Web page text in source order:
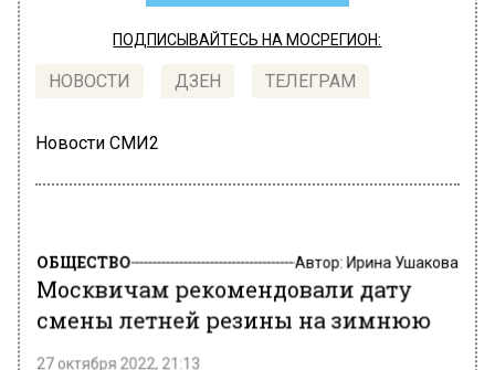
ПОДПИСЫВАЙТЕСЬ НА МОСРЕГИОН:
НОВОСТИ ДЗЕН ТЕЛЕГРАМ
Новости СМИ2
ОБЩЕСТВО Автор: Ирина Ушакова
Москвичам рекомендовали дату
смены летней резины на зимнюю
27 октября 2022, 21:13